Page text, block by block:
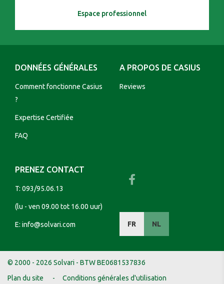
Espace professionnel
DONNÉES GÉNÉRALES
Comment fonctionne Casius
?
Expertise Certifiée
FAQ
A PROPOS DE CASIUS
Reviews
PRENEZ CONTACT
T: 093/95.06.13
(lu - ven 09.00 tot 16.00 uur)
E: info@solvari.com FR NL
© 2000 - 2026 Solvari - BTW BE0681537836
Plan du site
Conditions générales d'utilisation